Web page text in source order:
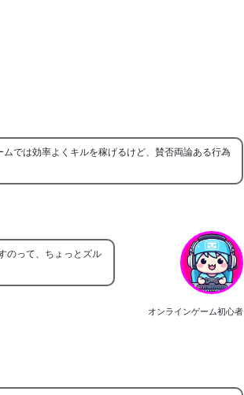
では効率よくキルを稼げるけど、賛否両論ある行為
オンラインゲーム初心者
のって、ちょっとズル